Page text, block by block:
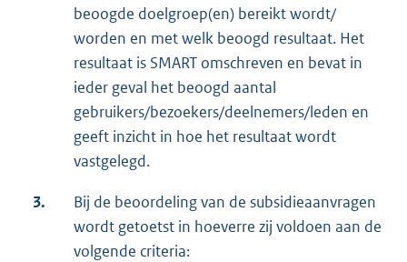
beoogde doelgroep(en) bereikt wordt/
worden en met welk beoogd resultaat. Het
resultaat is SMART omschreven en bevat in
ieder geval het beoogd aantal
gebruikers/bezoekers/deelnemers/leden en
geeft inzicht in hoe het resultaat wordt
vastgelegd.
3.
Bij de beoordeling van de subsidieaanvragen
wordt getoetst in hoeverre zij voldoen aan de
volgende criteria: